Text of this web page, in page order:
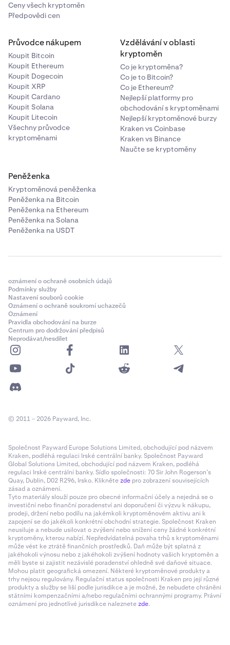
Ceny všech kryptoměn
Předpovědi cen
Průvodce nákupem
Koupit Bitcoin
Koupit Ethereum
Koupit Dogecoin
Koupit XRP
Koupit Cardano
Koupit Solana
Koupit Litecoin
Všechny průvodce
kryptoměnami
Vzdělávání v oblasti
kryptoměn
Co je kryptoměna?
Co je to Bitcoin?
Co je Ethereum?
Nejlepší platformy pro
obchodování s kryptoměnami
Nejlepší kryptoměnové burzy
Kraken vs Coinbase
Kraken vs Binance
Naučte se kryptoměny
Peněženka
Kryptoměnová peněženka
Peněženka na Bitcoin
Peněženka na Ethereum
Peněženka na Solana
Peněženka na USDT
oznámení o ochraně osobních údajů
Podmínky služby
Nastavení souborů cookie
Oznámení o ochraně soukromí uchazečů
Oznámení
Pravidla obchodování na burze
Centrum pro dodržování předpisů
Neprodávat/nesdílet
© 2011 – 2026 Payward, Inc.
Společnost Payward Europe Solutions Limited, obchodující pod názvem
Kraken, podléhá regulaci Irské centrální banky. Společnost Payward
Global Solutions Limited, obchodující pod názvem Kraken, podléhá
regulaci Irské centrální banky. Sídlo společnosti: 70 Sir John Rogerson’s
Quay, Dublin, D02 R296, Irsko. Kliknětezde pro zobrazení souvisejících
zásad a oznámení.
Tyto materiály slouží pouze pro obecné informační účely a nejedná se o
investiční nebo finanční poradenství ani doporučení či výzvu k nákupu,
prodeji, držení nebo podílu na jakémkoli kryptoměnovém aktivu ani k
zapojení se do jakékoli konkrétní obchodní strategie. Společnost Kraken
neusiluje a nebude usilovat o zvýšení nebo snížení ceny žádné konkrétní
kryptoměny, kterou nabízí. Nepředvídatelná povaha trhů s kryptoměnami
může vést ke ztrátě finančních prostředků. Daň může být splatná z
jakéhokoli výnosu nebo z jakéhokoli zvýšení hodnoty vašich kryptoměn a
měli byste si zajistit nezávislé poradenství ohledně své daňové situace.
Mohou platit geografická omezení. Některé kryptoměnové produkty a
trhy nejsou regulovány. Regulační status společnosti Kraken pro její různé
produkty a služby se liší podle jurisdikce a je možné, že nebudete chráněni
státními kompenzačními a/nebo regulačními ochrannými programy. Právní
oznámení pro jednotlivé jurisdikce naleznetezde.